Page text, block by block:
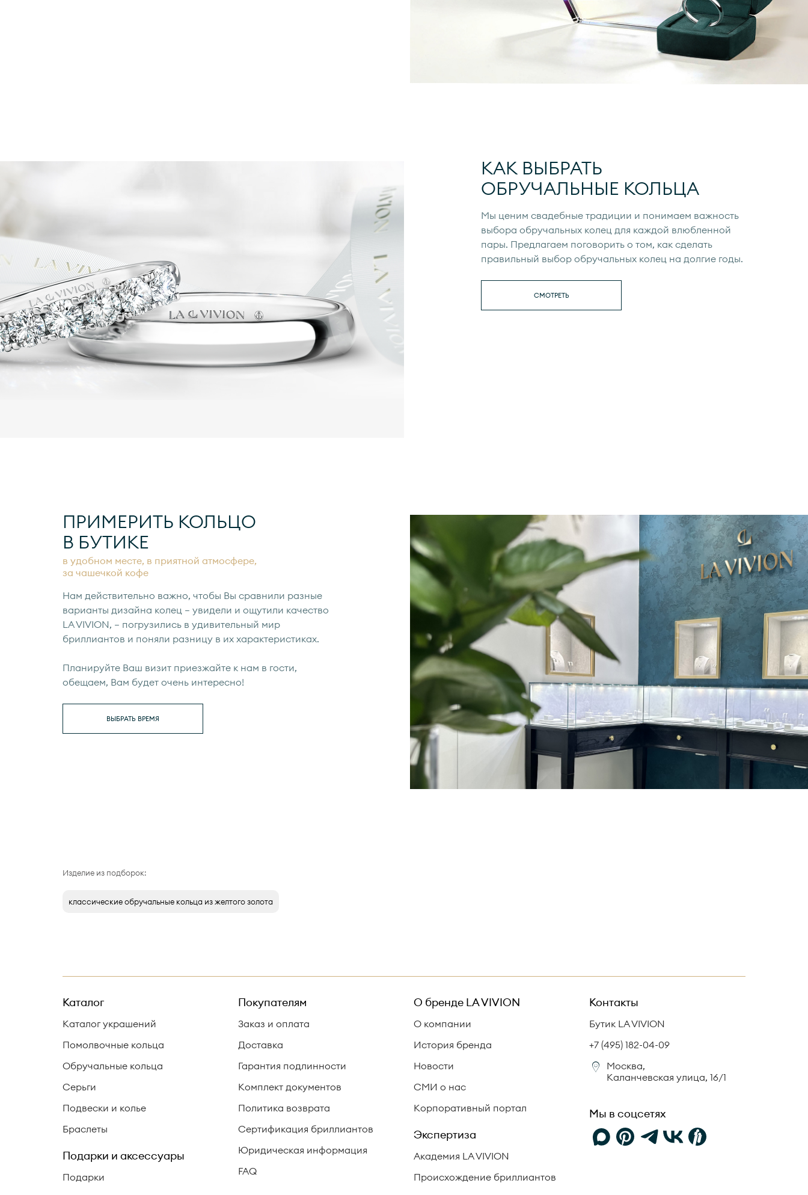
КАК ВЫБРАТЬ
ОБРУЧАЛЬНЫЕ КОЛЬЦА
Мы ценим свадебные традиции и понимаем важность
выбора обручальных колец для каждой влюбленной
пары. Предлагаем поговорить о том, как сделать
правильный выбор обручальных колец на долгие годы.
СМОТРЕТЬ
ПРИМЕРИТЬ КОЛЬЦО
В БУТИКЕ
в удобном месте, в приятной атмосфере,
за чашечкой кофе
Нам действительно важно, чтобы Вы сравнили разные
варианты дизайна колец — увидели и ощутили качество
LA VIVION, — погрузились в удивительный мир
бриллиантов и поняли разницу в их характеристиках.
Планируйте Ваш визит приезжайте к нам в гости,
обещаем, Вам будет очень интересно!
ВЫБРАТЬ ВРЕМЯ
Изделие из подборок:
классические обручальные кольца из желтого золота
Каталог
Каталог украшений
Помолвочные кольца
Обручальные кольца
Серьги
Подвески и колье
Браслеты
Подарки и аксессуары
Подарки
Покупателям
Заказ и оплата
Доставка
Гарантия подлинности
Комплект документов
Политика возврата
Сертификация бриллиантов
Юридическая информация
FAQ
О бренде LA VIVION
О компании
История бренда
Новости
СМИ о нас
Корпоративный портал
Экспертиза
Академия LA VIVION
Происхождение бриллиантов
Контакты
Бутик LA VIVION
+7 (495) 182-04-09
Москва,
Каланчевская улица, 16/1
Мы в соцсетях